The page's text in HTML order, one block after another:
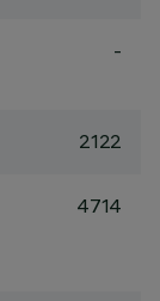
-
2122
4714